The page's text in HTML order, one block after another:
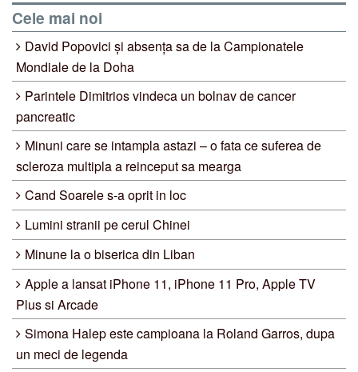
Cele mai noi
David Popovici și absența sa de la Campionatele
Mondiale de la Doha
Parintele Dimitrios vindeca un bolnav de cancer
pancreatic
Minuni care se intampla astazi – o fata ce suferea de
scleroza multipla a reinceput sa mearga
Cand Soarele s-a oprit in loc
Lumini stranii pe cerul Chinei
Minune la o biserica din Liban
Apple a lansat iPhone 11, iPhone 11 Pro, Apple TV
Plus si Arcade
Simona Halep este campioana la Roland Garros, dupa
un meci de legenda